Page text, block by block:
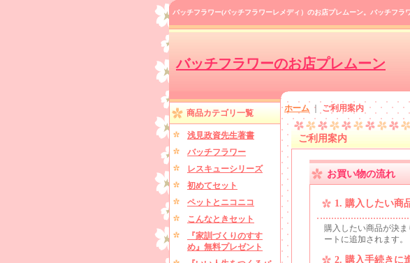
バッチフラワー(バッチフラワーレメディ）のお店プレムーン。バッチフラ
バッチフラワーのお店プレムーン
商品カテゴリ一覧
浅見政資先生著書
バッチフラワー
レスキューシリーズ
初めてセット
ペットとニコニコ
こんなときセット
『家訓づくりのすす
め』無料プレゼント
ホーム ｜ ご利用案内
ご利用案内
お買い物の流れ
1. 購入したい商
購入したい商品が決
ートに追加されます。
2. 購入手続きに